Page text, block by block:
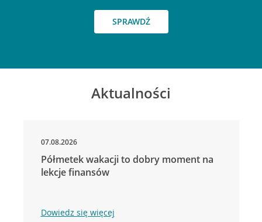
SPRAWDŹ
Aktualności
07.08.2026
Półmetek wakacji to dobry moment na
lekcje finansów
Dowiedz się więcej